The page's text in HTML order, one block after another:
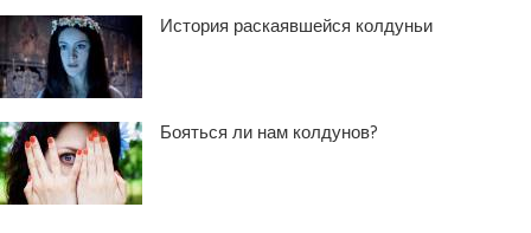
История раскаявшейся колдуньи
Бояться ли нам колдунов?